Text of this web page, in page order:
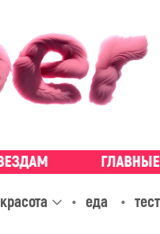
красота еда